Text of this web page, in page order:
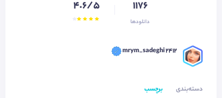
1176
دانلودها
4.6/5
mrym_sadeghi 2412
دسته‌بندی
برچسب